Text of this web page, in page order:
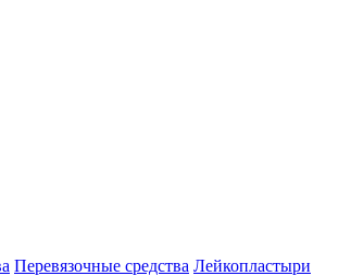
Перевязочные средства Лейкопластыри